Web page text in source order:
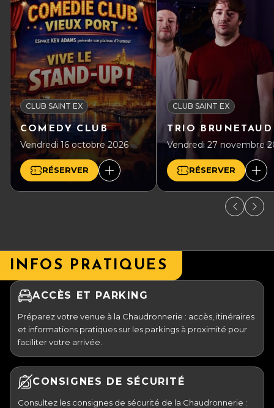
CLUB SAINT EX
COMEDY CLUB
Vendredi 16 octobre 2026
RÉSERVER
CLUB SAINT EX
TRIO BRUNETAUD
Vendredi 27 novembre
RÉSERVER
INFOS PRATIQUES
ACCÈS ET PARKING
Préparez votre venue à la Chaudronnerie : accès, itinéraires
et informations pratiques sur les parkings à proximité pour
faciliter votre arrivée.
CONSIGNES DE SÉCURITÉ
Consultez les consignes de sécurité de la Chaudronnerie :